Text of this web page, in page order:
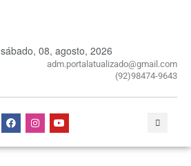
sábado, 08, agosto, 2026
adm.portalatualizado@gmail.com
(92)98474-9643